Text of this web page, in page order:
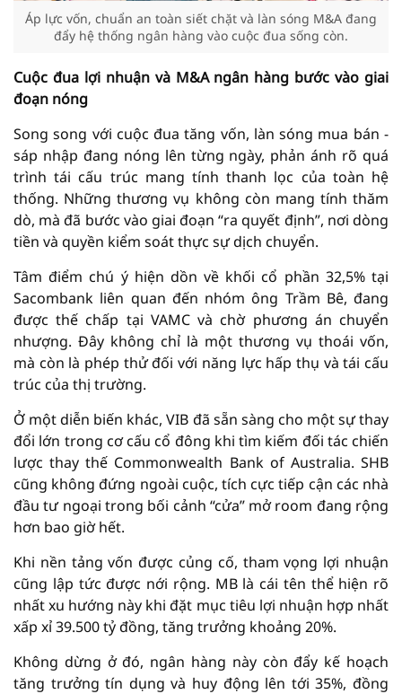
Áp lực vốn, chuẩn an toàn siết chặt và làn sóng M&A đang
đẩy hệ thống ngân hàng vào cuộc đua sống còn.
Cuộc đua lợi nhuận và M&A ngân hàng bước vào giai
đoạn nóng
Song song với cuộc đua tăng vốn, làn sóng mua bán -
sáp nhập đang nóng lên từng ngày, phản ánh rõ quá
trình tái cấu trúc mang tính thanh lọc của toàn hệ
thống. Những thương vụ không còn mang tính thăm
dò, mà đã bước vào giai đoạn “ra quyết định”, nơi dòng
tiền và quyền kiểm soát thực sự dịch chuyển.
Tâm điểm chú ý hiện dồn về khối cổ phần 32,5% tại
Sacombank liên quan đến nhóm ông Trầm Bê, đang
được thế chấp tại VAMC và chờ phương án chuyển
nhượng. Đây không chỉ là một thương vụ thoái vốn,
mà còn là phép thử đối với năng lực hấp thụ và tái cấu
trúc của thị trường.
Ở một diễn biến khác, VIB đã sẵn sàng cho một sự thay
đổi lớn trong cơ cấu cổ đông khi tìm kiếm đối tác chiến
lược thay thế Commonwealth Bank of Australia. SHB
cũng không đứng ngoài cuộc, tích cực tiếp cận các nhà
đầu tư ngoại trong bối cảnh “cửa” mở room đang rộng
hơn bao giờ hết.
Khi nền tảng vốn được củng cố, tham vọng lợi nhuận
cũng lập tức được nới rộng. MB là cái tên thể hiện rõ
nhất xu hướng này khi đặt mục tiêu lợi nhuận hợp nhất
xấp xỉ 39.500 tỷ đồng, tăng trưởng khoảng 20%.
Không dừng ở đó, ngân hàng này còn đẩy kế hoạch
tăng trưởng tín dụng và huy động lên tới 35%, đồng